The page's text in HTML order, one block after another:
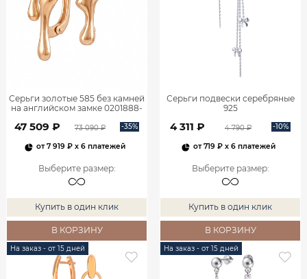
Серьги золотые 585 без камней
на английском замке 0201888-
47 509 ₽ 73 090 ₽ -35%
от7 919 ₽ x 6 платежей
Выберите размер:
Купить в один клик
В КОРЗИНУ
Серьги подвески серебряные
925
4 311 ₽ 4 790 ₽ -10%
от719 ₽ x 6 платежей
Выберите размер:
Купить в один клик
В КОРЗИНУ
На заказ - от 15 дней На заказ - от 15 дней